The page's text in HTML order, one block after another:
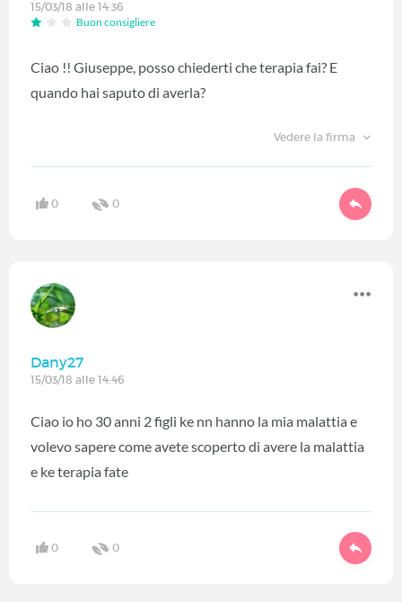
15/03/18 alle 14:36
Buon consigliere
Ciao !! Giuseppe, posso chiederti che terapia fai? E
quando hai saputo di averla?
Vedere la firma
0 0
Dany27
15/03/18 alle 14:46
Ciao io ho 30 anni 2 figli ke nn hanno la mia malattia e
volevo sapere come avete scoperto di avere la malattia
e ke terapia fate
0 0